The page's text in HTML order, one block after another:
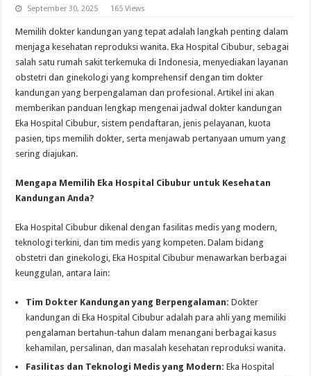
September 30, 2025 165 Views
Memilih dokter kandungan yang tepat adalah langkah penting dalam
menjaga kesehatan reproduksi wanita. Eka Hospital Cibubur, sebagai
salah satu rumah sakit terkemuka di Indonesia, menyediakan layanan
obstetri dan ginekologi yang komprehensif dengan tim dokter
kandungan yang berpengalaman dan profesional. Artikel ini akan
memberikan panduan lengkap mengenai jadwal dokter kandungan
Eka Hospital Cibubur, sistem pendaftaran, jenis pelayanan, kuota
pasien, tips memilih dokter, serta menjawab pertanyaan umum yang
sering diajukan.
Mengapa Memilih Eka Hospital Cibubur untuk Kesehatan
Kandungan Anda?
Eka Hospital Cibubur dikenal dengan fasilitas medis yang modern,
teknologi terkini, dan tim medis yang kompeten. Dalam bidang
obstetri dan ginekologi, Eka Hospital Cibubur menawarkan berbagai
keunggulan, antara lain:
Tim Dokter Kandungan yang Berpengalaman: Dokter
kandungan di Eka Hospital Cibubur adalah para ahli yang memiliki
pengalaman bertahun-tahun dalam menangani berbagai kasus
kehamilan, persalinan, dan masalah kesehatan reproduksi wanita.
Fasilitas dan Teknologi Medis yang Modern: Eka Hospital